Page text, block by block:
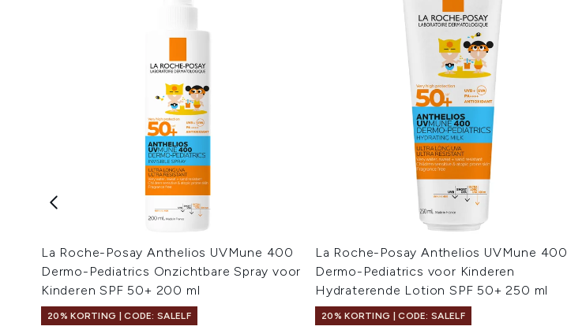
La Roche-Posay Anthelios UVMune 400
Dermo-Pediatrics Onzichtbare Spray voor
Kinderen SPF 50+ 200 ml
20% KORTING | CODE: SALELF
La Roche-Posay Anthelios UVMune 400
Dermo-Pediatrics voor Kinderen
Hydraterende Lotion SPF 50+ 250 ml
20% KORTING | CODE: SALELF